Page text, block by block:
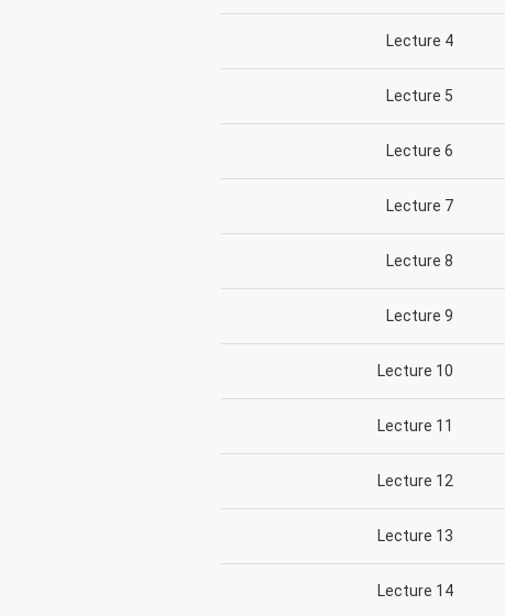
Lecture 4
Lecture 5
Lecture 6
Lecture 7
Lecture 8
Lecture 9
Lecture 10
Lecture 11
Lecture 12
Lecture 13
Lecture 14